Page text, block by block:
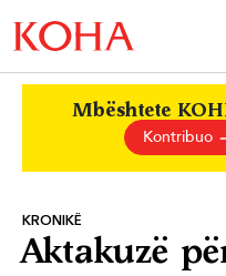
Mbështete
Kontribuo
KRONIKË
Aktakuzë